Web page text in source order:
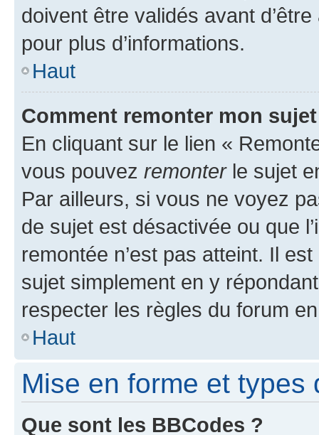
doivent être validés avant
pour plus d’informations.
Haut
Comment remonter mon
En cliquant sur le lien «
vous pouvez remonterle sujet
Par ailleurs, si vous ne voyez
de sujet est désactivée ou que
remontée n’est pas atteint. Il
sujet simplement en y
respecter les règles du forum
Haut
Mise en forme et types
Que sont les BBCodes ?